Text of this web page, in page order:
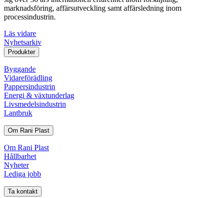
marknadsföring, affärsutveckling samt affärsledning inom
processindustrin.
Läs vidare
Nyhetsarkiv
Produkter
Byggande
Vidareförädling
Pappersindustrin
Energi & växtunderlag
Livsmedelsindustrin
Lantbruk
Om Rani Plast
Om Rani Plast
Hållbarhet
Nyheter
Lediga jobb
Ta kontakt